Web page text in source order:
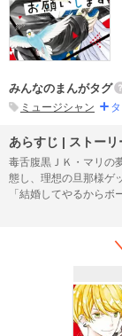
みんなのまんがタグ
ミュージシャン
あらすじ | ストーリ
毒舌腹黒ＪＫ・マリの
態し、理想の旦那様ゲ
「結婚してやるから
定志向腹黒ＪＫ×天才